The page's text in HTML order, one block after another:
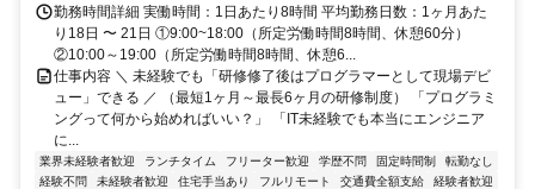
勤務時間詳細 実働時間：1日あたり8時間 平均勤務日数：1ヶ月あた
り18日 〜 21日 ①9:00~18:00（所定労働時間8時間、休憩60分）
②10:00～19:00（所定労働時間8時間、休憩6...
仕事内容 ＼ 未経験でも「研修修了後はプログラマーとして現場デビ
ュー」できる ／ （最短1ヶ月～最長6ヶ月の研修制度） 「プログラミ
ングって何から始めればいい？」 「IT未経験でも本当にエンジニア
に...
業界未経験者歓迎 ランチタイム フリーター歓迎 学歴不問 固定時間制
転勤なし
経験不問
未経験者歓迎 住宅手当あり フルリモート 交通費全額支給
経験者歓迎